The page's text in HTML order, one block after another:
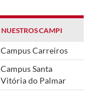
NUESTROS CAMPI
Campus Carreiros
Campus Santa
Vitória do Palmar